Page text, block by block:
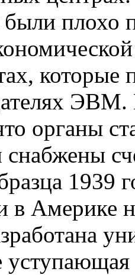
были плохо
которые
ЭВМ.
органы
1939
в Америке